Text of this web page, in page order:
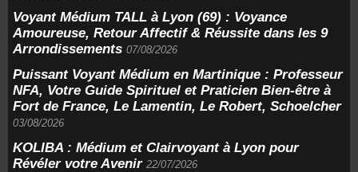
Voyant Médium TALL à Lyon (69) : Voyance
Amoureuse, Retour Affectif & Réussite dans les 9
Arrondissements 07/08/2026
Puissant Voyant Médium en Martinique : Professeur
NFA, Votre Guide Spirituel et Praticien Bien-être à
Fort de France, Le Lamentin, Le Robert, Schoelcher
03/08/2026
KOLIBA : Médium et Clairvoyant à Lyon pour
Révéler votre Avenir 22/07/2026